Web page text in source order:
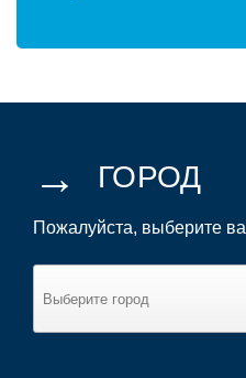
→ ГОРОД
Пожалуйста, выберите